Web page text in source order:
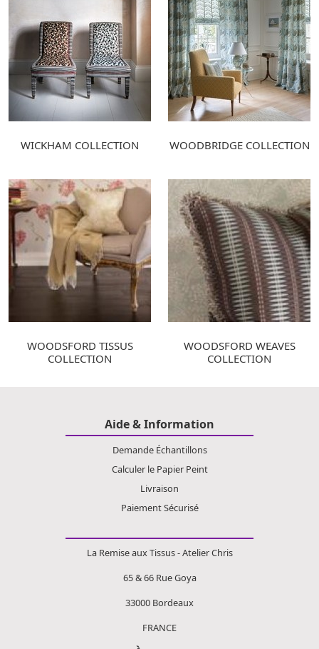
WICKHAM COLLECTION WOODBRIDGE COLLECTION
WOODSFORD TISSUS
COLLECTION
WOODSFORD WEAVES
COLLECTION
Aide & Information
Demande Échantillons
Calculer le Papier Peint
Livraison
Paiement Sécurisé
La Remise aux Tissus - Atelier Chris
65 & 66 Rue Goya
33000 Bordeaux
FRANCE